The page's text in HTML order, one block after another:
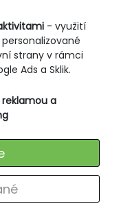
- využití
strany v rámci
Ads a Sklik.
reklamou a